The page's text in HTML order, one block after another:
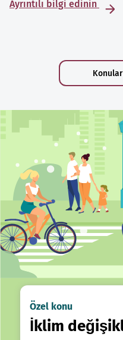
Ayrıntılı bilgi edinin
Özel konu
İklim